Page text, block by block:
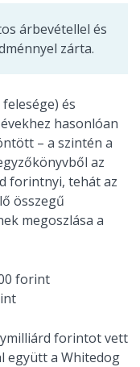
árbevétellel és
zárta.
és
hasonlóan
– a szintén a
az
forintnyi, tehát az
összegű
megoszlása a
forint
forintot vett
együtt a Whitedog